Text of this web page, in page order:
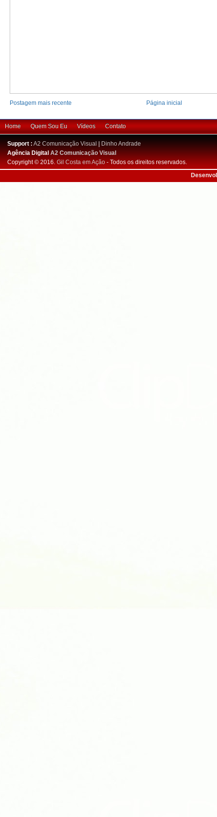
Postagem mais recente Página inicial
Home Quem Sou Eu Vídeos Contato
Support : A2 Comunicação Visual | Dinho Andrade
Agência DigitalA2 Comunicação Visual
Copyright © 2016. Gil Costa em Ação - Todos os direitos reservados.